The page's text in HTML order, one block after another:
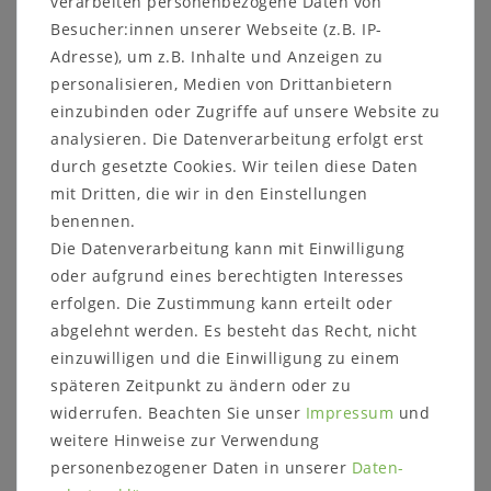
Sicher
einkaufen
Schneller
Versand
Kostenlose
Beratung
05321 68599-0
Beschreibung
Produktsicherheit
Produktbewertung
Buffetchrank TEQUILA Pinie massiv
Das Buffet im mexikanischen Stil verfügt über 2
Glastüren oben, dahinter 3 Ablagen. Mittig ist ein
offenes Fach.
Besucher:innen unserer Webseite (z.B. IP-
Adresse), um z.B. Inhalte und Anzeigen zu
personalisieren, Medien von Drittanbietern
einzubinden oder Zugriffe auf unsere Website zu
analysieren. Die Datenverarbeitung erfolgt erst
durch gesetzte Cookies. Wir teilen diese Daten
mit Dritten, die wir in den Einstellungen
benennen.
Die Datenverarbeitung kann mit Einwilligung
oder aufgrund eines berechtigten Interesses
erfolgen. Die Zustimmung kann erteilt oder
abgelehnt werden. Es besteht das Recht, nicht
einzuwilligen und die Einwilligung zu einem
späteren Zeitpunkt zu ändern oder zu
widerrufen. Beachten Sie unser Impressum und
weitere Hinweise zur Verwendung
personenbezogener Daten in unserer Daten­